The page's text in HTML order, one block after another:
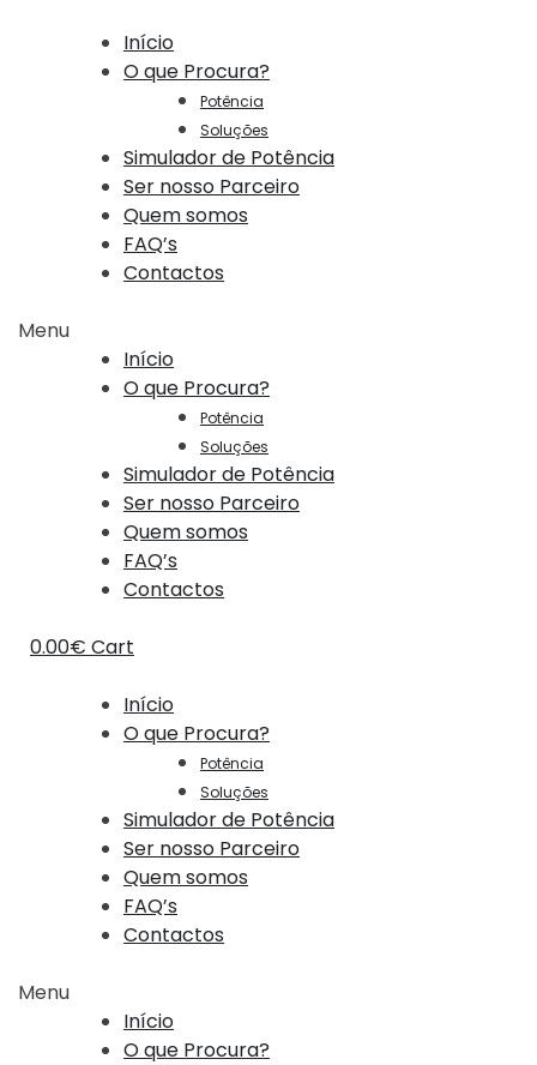
Início
O que Procura?
Potência
Soluções
Simulador de Potência
Ser nosso Parceiro
Quem somos
FAQ’s
Contactos
Menu
Início
O que Procura?
Potência
Soluções
Simulador de Potência
Ser nosso Parceiro
Quem somos
FAQ’s
Contactos
0.00€ Cart
Início
O que Procura?
Potência
Soluções
Simulador de Potência
Ser nosso Parceiro
Quem somos
FAQ’s
Contactos
Menu
Início
O que Procura?